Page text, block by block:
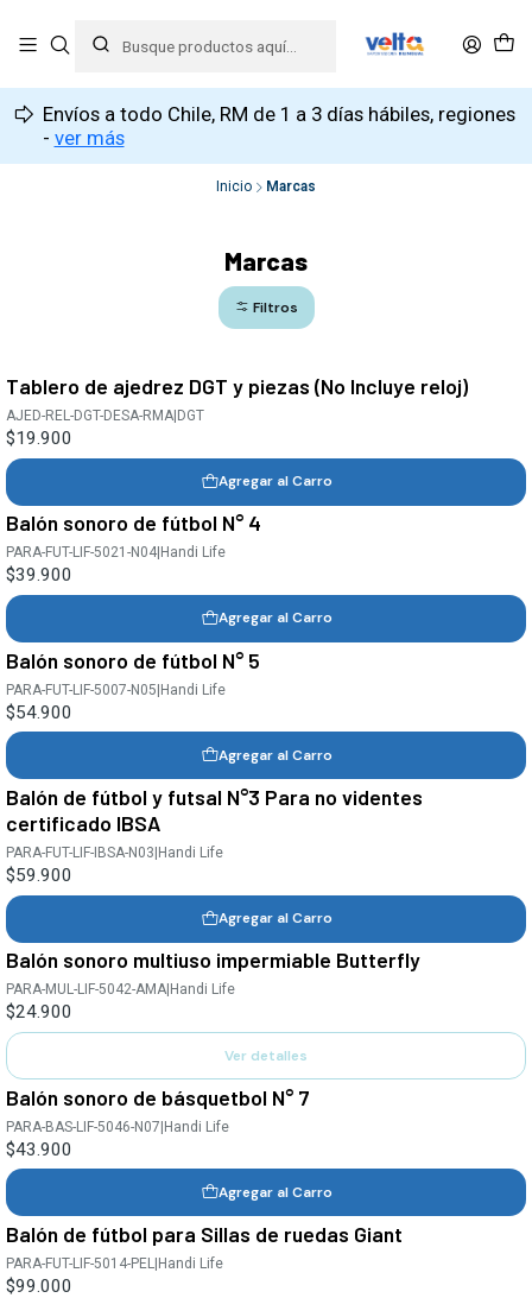
Envíos a todo Chile, RM de 1 a 3 días hábiles, regiones
- ver más
Inicio Marcas
Marcas
Filtros
Tablero de ajedrez DGT y piezas (No Incluye reloj)
AJED-REL-DGT-DESA-RMA|DGT
$19.900
Agregar al Carro
Balón sonoro de fútbol N° 4
PARA-FUT-LIF-5021-N04 Handi Life
$39.900
Agregar al Carro
Balón sonoro de fútbol N° 5
PARA-FUT-LIF-5007-N05|Handi Life
$54.900
Agregar al Carro
Balón de fútbol y futsal N°3 Para no videntes
certificado IBSA
PARA-FUT-LIF-IBSA-N03 Handi Life
$59.900
Agregar al Carro
Agotado
Balón sonoro multiuso impermiable Butterfly
PARA-MUL-LIF-5042-AMA Handi Life
$24.900
Ver detalles
Balón sonoro de básquetbol N° 7
PARA-BAS-LIF-5046-N07|Handi Life
$43.900
Agregar al Carro
Balón de fútbol para Sillas de ruedas Giant
PARA-FUT-LIF-5014-PEL Handi Life
$99.000